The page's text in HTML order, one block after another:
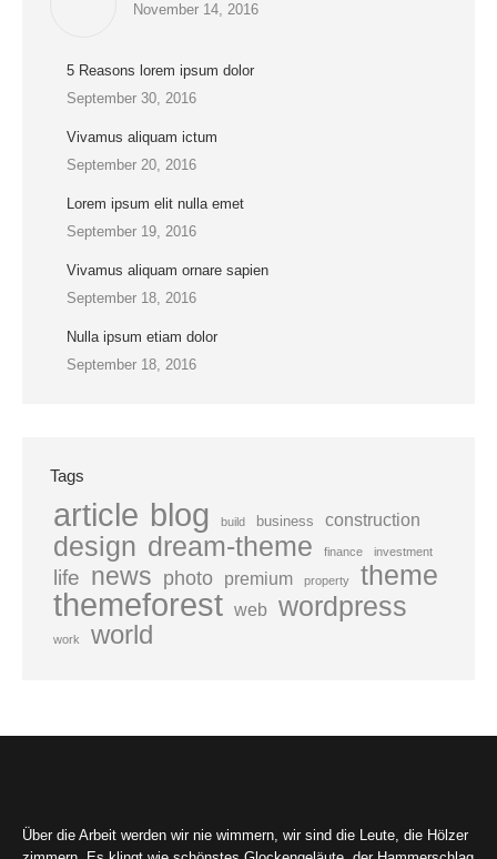
November 14, 2016
5 Reasons lorem ipsum dolor
September 30, 2016
Vivamus aliquam ictum
September 20, 2016
Lorem ipsum elit nulla emet
September 19, 2016
Vivamus aliquam ornare sapien
September 18, 2016
Nulla ipsum etiam dolor
September 18, 2016
Tags
article blog build business construction
design dream-theme finance investment
life news photo premium property theme
themeforest web wordpress
work world
Über die Arbeit werden wir nie wimmern, wir sind die Leute, die Hölzer